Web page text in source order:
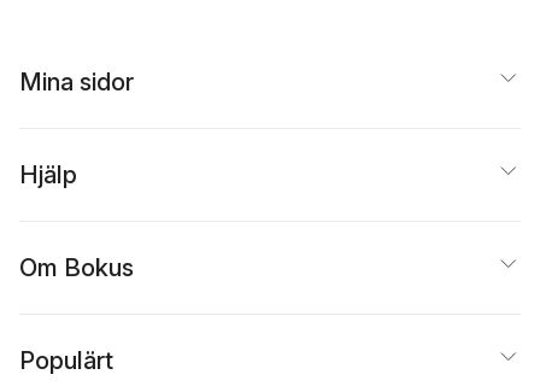
Mina sidor
Hjälp
Om Bokus
Populärt